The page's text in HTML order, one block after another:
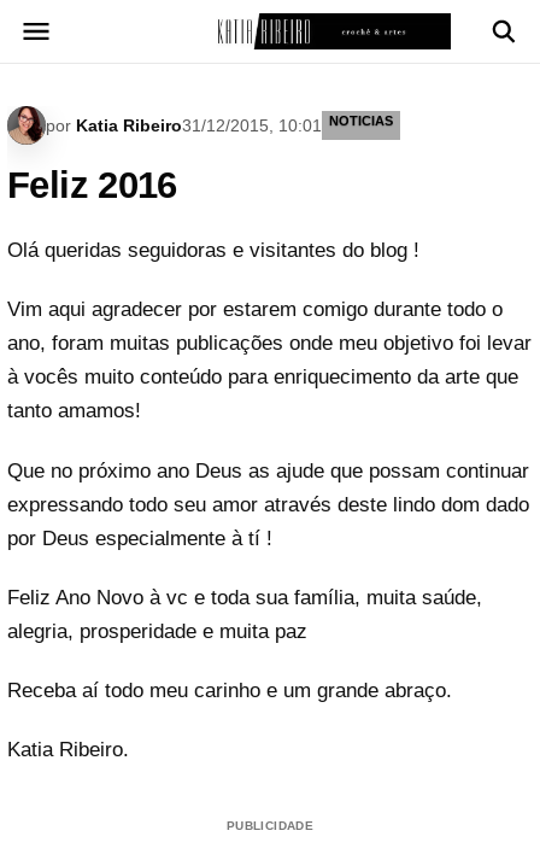
para
por Katia Ribeiro31/12/2015, 10:01 NOTICIAS
Feliz 2016
Olá queridas seguidoras e visitantes do blog !
Vim aqui agradecer por estarem comigo durante todo o
ano, foram muitas publicações onde meu objetivo foi levar
à vocês muito conteúdo para enriquecimento da arte que
tanto amamos!
Que no próximo ano Deus as ajude que possam continuar
expressando todo seu amor através deste lindo dom dado
por Deus especialmente à tí !
Feliz Ano Novo à vc e toda sua família, muita saúde,
alegria, prosperidade e muita paz
Receba aí todo meu carinho e um grande abraço.
Katia Ribeiro.
PUBLICIDADE